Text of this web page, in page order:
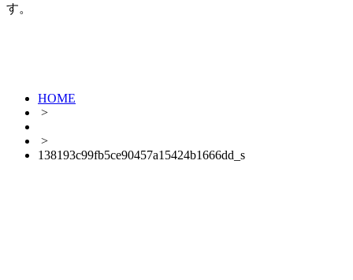
す。
HOME
>
>
138193c99fb5ce90457a15424b1666dd_s